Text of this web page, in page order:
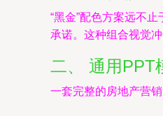
“黑金”配色方案远不
承诺。这种组合视觉
二、 通用PPT
一套完整的房地产营